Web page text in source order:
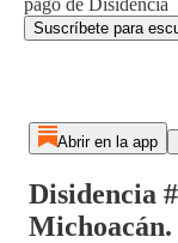
pago de Disidencia
Suscríbete para
Abrir en la app
Disidencia